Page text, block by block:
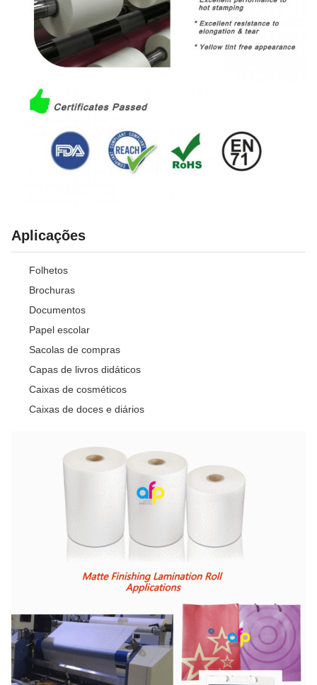
Aplicações
Folhetos
Brochuras
Documentos
Papel escolar
Sacolas de compras
Capas de livros didáticos
Caixas de cosméticos
Caixas de doces e diários